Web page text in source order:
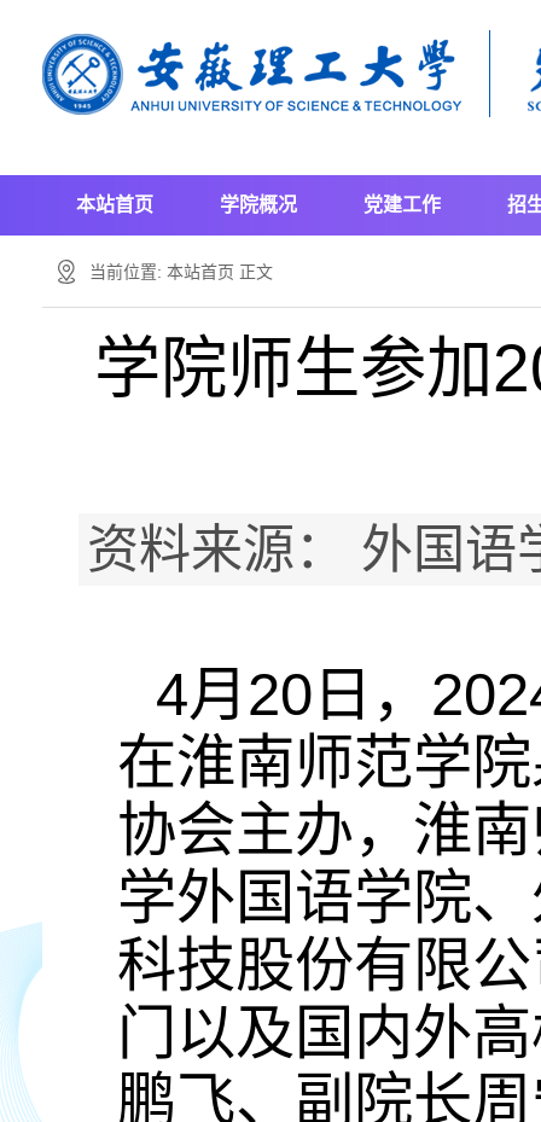
本站首页 学院概况 党建工作 招
当前位置: 本站首页 正文
学院师生参加
资料来源： 外国
4月20日，
在淮南师范学
协会主办，淮
学外国语学院
科技股份有限
门以及国内外
鹏飞、副院长